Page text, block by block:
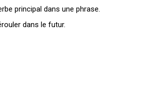
principal dans une phrase.
dans le futur.